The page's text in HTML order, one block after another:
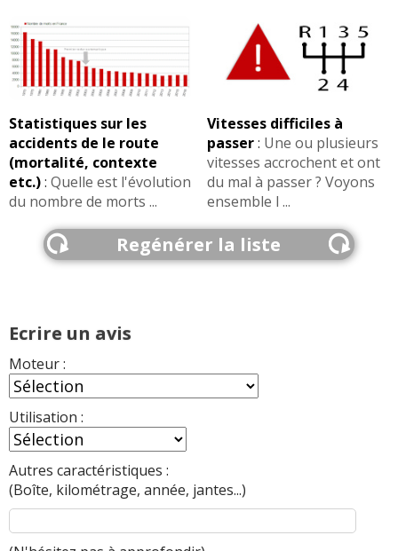
Statistiques sur les
accidents de le route
(mortalité, contexte
etc.): Quelle est l'évolution
du nombre de morts ...
Vitesses difficiles à
passer: Une ou plusieurs
vitesses accrochent et ont
du mal à passer ? Voyons
ensemble l ...
Regénérer la liste
Ecrire un avis
Moteur :
Utilisation :
Autres caractéristiques :
(Boîte, kilométrage, année, jantes...)